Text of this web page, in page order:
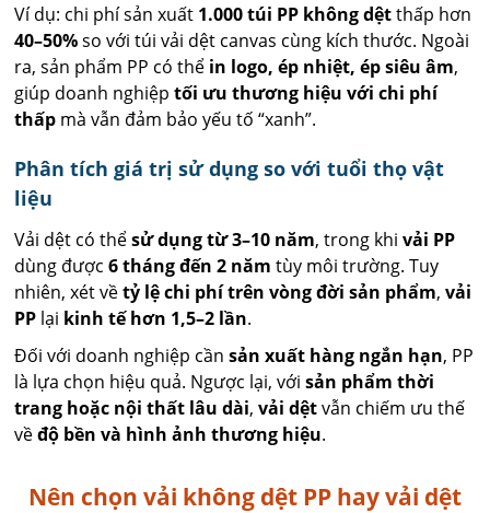
Ví dụ: chi phí sản xuất 1.000 túi PP không dệtthấp hơn
40–50%so với túi vải dệt canvas cùng kích thước. Ngoài
ra, sản phẩm PP có thể in logo, ép nhiệt, ép siêu âm,
giúp doanh nghiệptối ưu thương hiệu với chi phí
thấp mà vẫn đảm bảo yếu tố “xanh”.
Phân tích giá trị sử dụng so với tuổi thọ vật
liệu
Vải dệt có thểsử dụng từ 3–10 năm, trong khivải PP
dùng được6 tháng đến 2 năm tùy môi trường. Tuy
nhiên, xét vềtỷ lệ chi phí trên vòng đời sản phẩm,vải
PP lại kinh tế hơn 1,5–2 lần.
Đối với doanh nghiệp cầnsản xuất hàng ngắn hạn, PP
là lựa chọn hiệu quả. Ngược lại, vớisản phẩm thời
trang hoặc nội thất lâu dài,vải dệtvẫn chiếm ưu thế
vềđộ bền và hình ảnh thương hiệu.
Nên chọn vải không dệt PP hay vải dệt